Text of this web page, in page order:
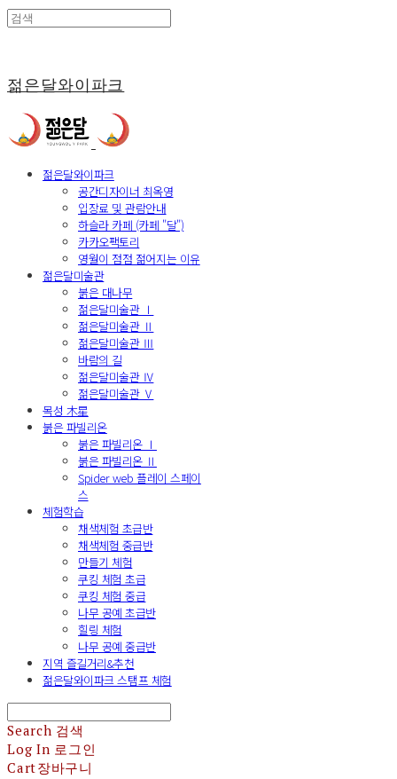
젊은달와이파크
젊은달와이파크
공간디자이너 최옥영
입장료 및 관람안내
하슬라 카페 (카페 "달")
카카오팩토리
영월이 점점 젊어지는 이유
젊은달미술관
붉은 대나무
젊은달미술관 Ⅰ
젊은달미술관 Ⅱ
젊은달미술관 Ⅲ
바람의 길
젊은달미술관 Ⅳ
젊은달미술관 Ⅴ
목성 木星
붉은 파빌리온
붉은 파빌리온 Ⅰ
붉은 파빌리온 Ⅱ
Spider web 플레이 스페이
스
체험학습
채색체험 초급반
채색체험 중급반
만들기 체험
쿠킹 체험 초급
쿠킹 체험 중급
나무 공예 초급반
힐링 체험
나무 공예 중급반
지역 즐길거리&추천
젊은달와이파크 스탬프 체험
Search 검색
Log In 로그인
Cart장바구니